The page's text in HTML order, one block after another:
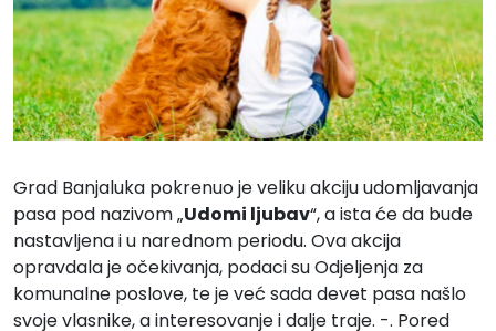
Grad Banjaluka pokrenuo je veliku akciju udomljavanja
pasa pod nazivom „Udomi ljubav“, a ista će da bude
nastavljena i u narednom periodu. Ova akcija
opravdala je očekivanja, podaci su Odjeljenja za
komunalne poslove, te je već sada devet pasa našlo
svoje vlasnike, a interesovanje i dalje traje. -. Pored